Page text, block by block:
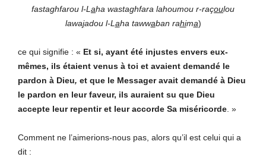
fastaghfarou l-L aha wastaghfara lahoumou r-raçoulou
lawajadou l-L aha tawwaban rahima)
ce qui signifie : « Et si, ayant été injustes envers eux-
mêmes, ils étaient venus à toi et avaient demandé le
pardon à Dieu, et que le Messager avait demandé à Dieu
le pardon en leur faveur, ils auraient su que Dieu
accepte leur repentir et leur accorde Sa miséricorde . »
Comment ne l’aimerions-nous pas, alors qu’il est celui qui a
dit :